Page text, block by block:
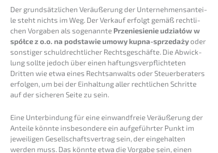
Der grund­sätz­li­chen Veräu­ße­rung der Unter­neh­mens­an­tei­
le steht nichts im Weg. Der Verkauf erfolgt gemäß recht­li­
chen Vorga­ben als sogenann­te Przenie­si­e­nie udziałów w
spółce z o.o. na podsta­wie umowy kupna-sprze­daży oder
sonsti­ger schuld­recht­li­cher Rechts­ge­schäf­te. Die Abwick­
lung sollte jedoch über einen haftungs­ver­pflich­te­ten
Dritten wie etwa eines Rechts­an­walts oder Steuer­be­ra­ters
erfol­gen, um bei der Einhal­tung aller recht­li­chen Schrit­te
auf der siche­ren Seite zu sein.
Eine Unter­bin­dung für eine einwand­freie Veräu­ße­rung der
Antei­le könnte insbe­son­de­re ein aufge­führ­ter Punkt im
jewei­li­gen Gesell­schafts­ver­trag sein, der einge­hal­ten
werden muss. Das könnte etwa die Vorga­be sein, einen